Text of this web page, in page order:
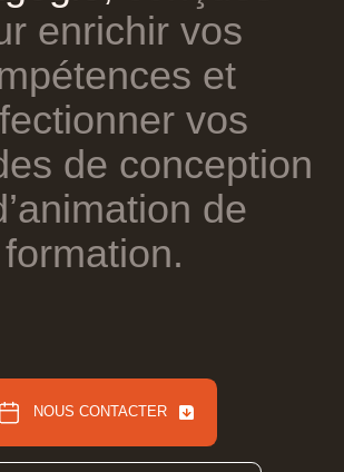
enrichir vos
et
vos
de conception
de
formation.
NOUS CONTACTER